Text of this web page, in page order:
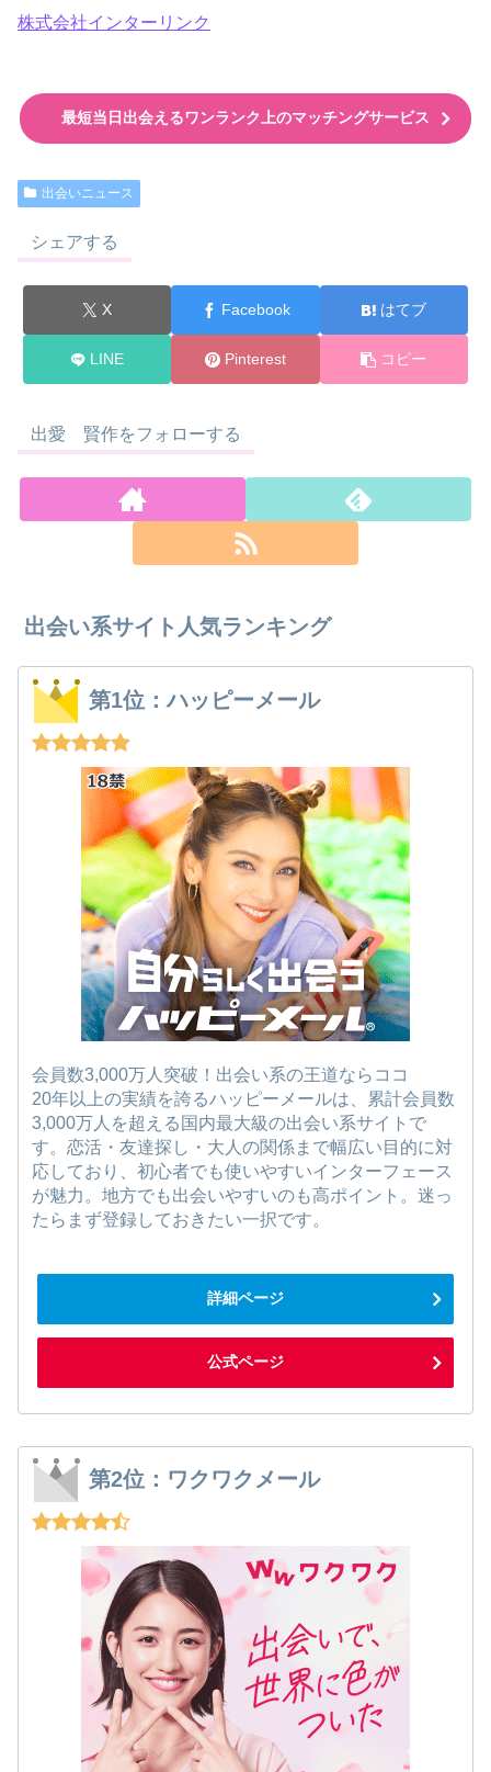
株式会社インターリンク
最短当日出会えるワンランク上のマッチングサービス
出会いニュース
シェアする
X Facebook はてブ
LINE Pinterest コピー
出愛 賢作をフォローする
出会い系サイト人気ランキング
第1位：ハッピーメール
会員数3,000万人突破！出会い系の王道ならココ
20年以上の実績を誇るハッピーメールは、累計会員数
3,000万人を超える国内最大級の出会い系サイトで
す。恋活・友達探し・大人の関係まで幅広い目的に対
応しており、初心者でも使いやすいインターフェース
が魅力。地方でも出会いやすいのも高ポイント。迷っ
たらまず登録しておきたい一択です。
詳細ページ
公式ページ
第2位：ワクワクメール